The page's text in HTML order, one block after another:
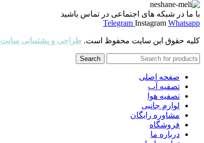
با ما در شبکه های اجتماعی در تماس باشید
Telegram Instagram Whatsapp
کلیه حقوق این سایت محفوظ است. طراحی و پشتیبانی سایت
Search
صفحه اصلی
تصفیه آب
تصفیه هوا
لوازم جانبی
مشاوره رایگان
فروشگاه
درباره ما